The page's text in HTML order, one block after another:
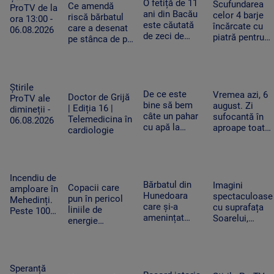
Napoca
ProTV de la
ora 13:00 -
06.08.2026
Ce amendă
riscă bărbatul
care a desenat
pe stânca de pe
O fetiță de 11
ani din Bacău
este căutată
de zeci de
de acasă
Scufundarea
celor 4 barje
încărcate cu
piatră pentru
Știrile
ProTV ale
dimineții -
06.08.2026
Doctor de Grijă
| Ediția 16 |
Telemedicina în
cardiologie
De ce este
bine să bem
câte un pahar
cu apă la
organismul să
funcționeze
Vremea azi, 6
august. Zi
sufocantă în
aproape toată
zone
Incendiu de
amploare în
Mehedinți.
Peste 100
fost
Copacii care
pun în pericol
liniile de
energie
Bărbatul din
Hunedoara
care și-a
amenințat
Imagini
spectaculoase
cu suprafața
Soarelui,
Speranță